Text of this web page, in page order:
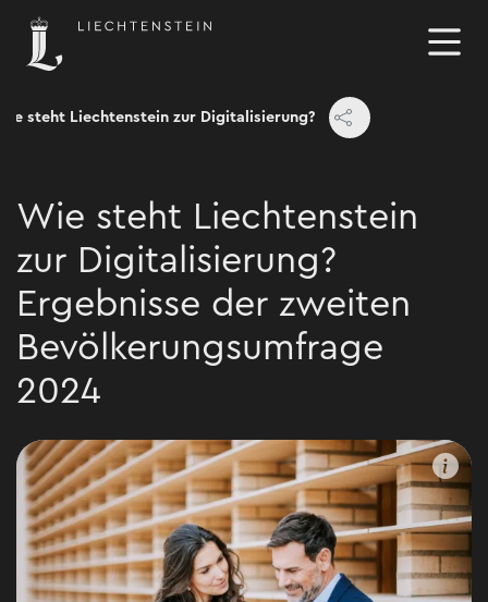
steht Liechtenstein zur Digitalisierung?
Wie steht Liechtenstein
zur Digitalisierung?
Ergebnisse der zweiten
Bevölkerungsumfrage
2024